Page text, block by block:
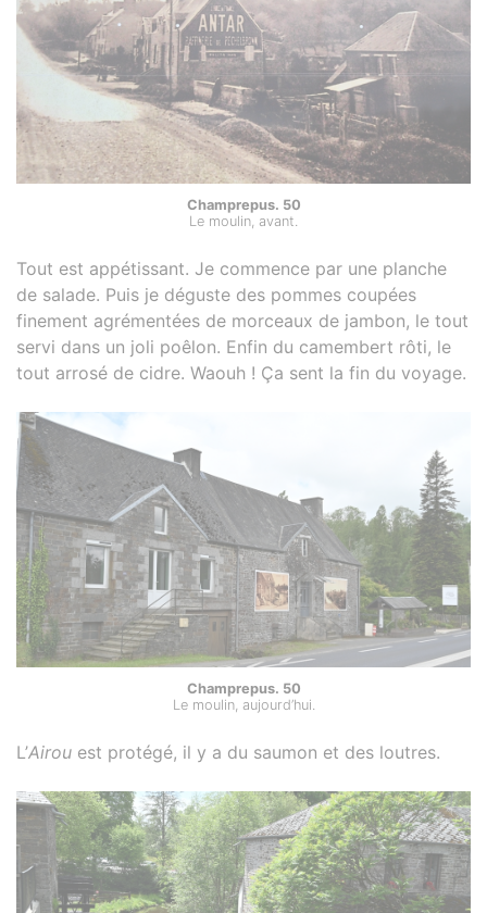
Champrepus. 50
Le moulin, avant.
Tout est appétissant. Je commence par une planche
de salade. Puis je déguste des pommes coupées
finement agrémentées de morceaux de jambon, le tout
servi dans un joli poêlon. Enfin du camembert rôti, le
tout arrosé de cidre. Waouh ! Ça sent la fin du voyage.
Champrepus. 50
Le moulin, aujourd’hui.
L’Airou est protégé, il y a du saumon et des loutres.